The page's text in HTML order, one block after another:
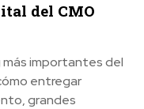
del CMO
importantes del
entregar
grandes